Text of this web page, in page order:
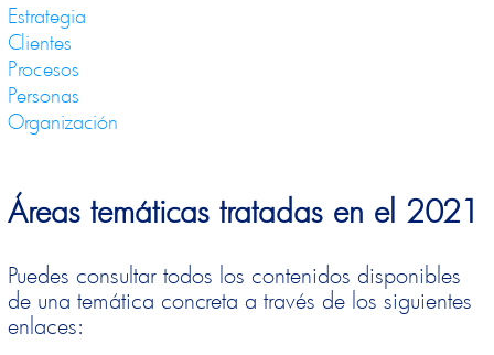
Estrategia
Clientes
Procesos
Personas
Organización
Áreas temáticas tratadas en el 2021
Puedes consultar todos los contenidos disponibles
de una temática concreta a través de los siguientes
enlaces: